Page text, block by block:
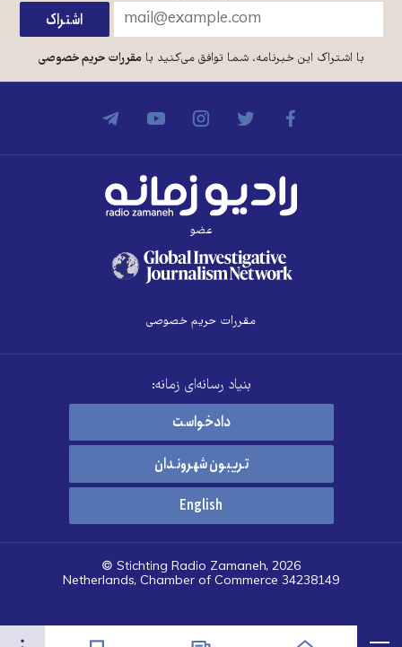
فهرست
با اشتراک این خبرنامه، شما توافق می‌کنید بامقررات حریم خصوصی
عضو
مقررات حریم خصوصی
بنیاد رسانه‌ای زمانه:
دادخواست
تریبون شهروندان
English
© Stichting Radio Zamaneh, 2026
Netherlands, Chamber of Commerce 34238149